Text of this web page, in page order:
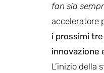
fan sia
acceleratore
i prossimi
innovazione
L’inizio della